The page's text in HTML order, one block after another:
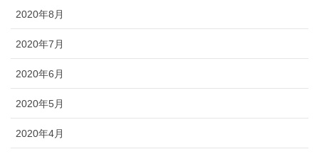
2020年8月
2020年7月
2020年6月
2020年5月
2020年4月